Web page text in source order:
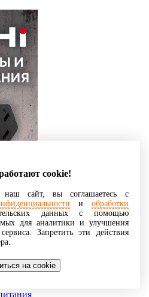
кабельной продукции,
различной техники с
cookie!
наш сайт, вы соглашаетесь с
и обработки
данных с помощью
для аналитики и улучшения
Запретить эти действия
на cookie